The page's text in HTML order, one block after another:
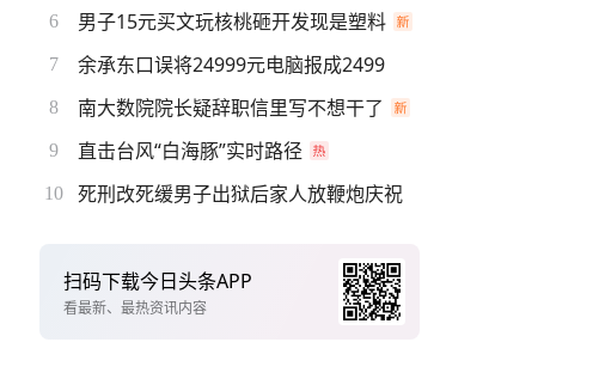
6 男子15元买文玩核桃砸开发现是塑料
7 余承东口误将24999元电脑报成2499
8 南大数院院长疑辞职信里写不想干了
9 直击台风“白海豚”实时路径
10 死刑改死缓男子出狱后家人放鞭炮庆祝
扫码下载今日头条APP
看最新、最热资讯内容